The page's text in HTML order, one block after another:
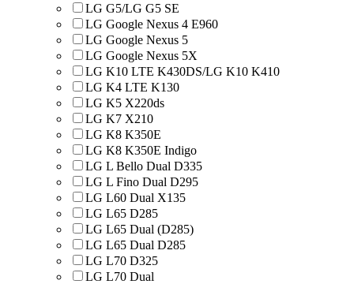
LG G5/LG G5 SE
LG Google Nexus 4 E960
LG Google Nexus 5
LG Google Nexus 5X
LG K10 LTE K430DS/LG K10 K410
LG K4 LTE K130
LG K5 X220ds
LG K7 X210
LG K8 K350E
LG K8 K350E Indigo
LG L Bello Dual D335
LG L Fino Dual D295
LG L60 Dual X135
LG L65 D285
LG L65 Dual (D285)
LG L65 Dual D285
LG L70 D325
LG L70 Dual